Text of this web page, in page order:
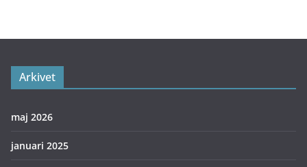
Arkivet
maj 2026
januari 2025